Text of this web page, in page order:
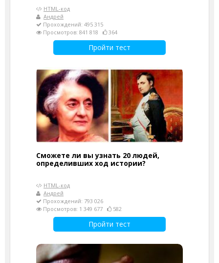
HTML-код
Андрей
Прохождений: 495 315
Просмотров: 841 818
364
Пройти тест
Сможете ли вы узнать 20 людей,
определивших ход истории?
HTML-код
Андрей
Прохождений: 793 026
Просмотров: 1 349 677
582
Пройти тест